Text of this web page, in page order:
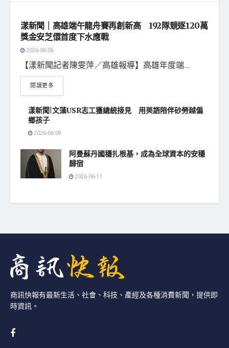
漾新聞｜高雄端午龍舟賽再創新高 192隊競逐120萬
獎金安芝儇首度下水應戰
2026-06-06
【漾新聞記者陳雯萍／高雄報導】高雄年度端...
閱讀更多
漾新聞|文藻USR志工獲總統接見 用英語陪伴砂勞越偏
鄉孩子
2026-06-09
阿曼蘇丹國穩扎根基，成為全球資本的安穩
歸宿
2026-06-11
商訊快報有最新生活、社會、科技、產經及各種消費新聞，提供即
時資訊。